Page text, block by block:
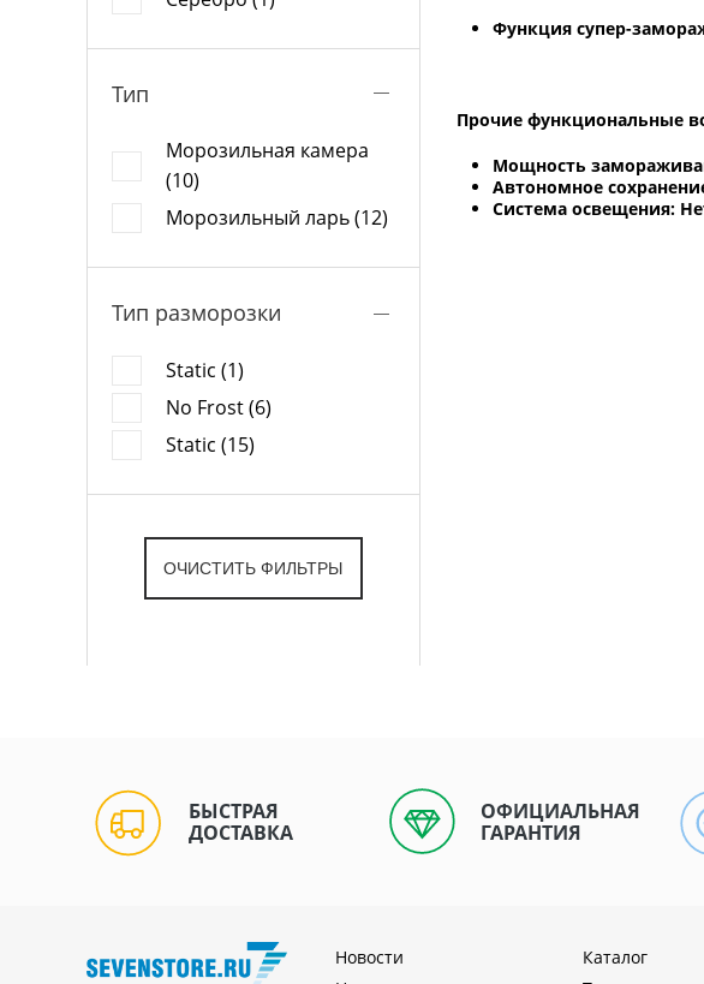
Тип
Морозильная камера
(10)
Морозильный ларь (12)
Тип разморозки
Static (1)
No Frost (6)
Static (15)
Функция супер-
Прочие функциональные
Мощность
Автономное
Система освещения:
БЫСТРАЯ
ДОСТАВКА
ОФИЦИАЛЬНАЯ
ГАРАНТИЯ
Новости
Каталог